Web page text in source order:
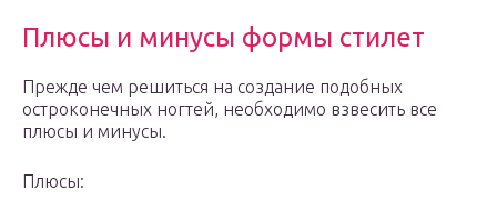
Плюсы и минусы формы стилет
Прежде чем решиться на создание подобных
остроконечных ногтей, необходимо взвесить все
плюсы и минусы.
Плюсы: